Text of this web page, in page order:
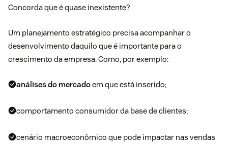
Concorda que é quase inexistente?
Um planejamento estratégico precisa acompanhar o
desenvolvimento daquilo que é importante para o
crescimento da empresa. Como, por exemplo:
análises do mercadoem que está inserido;
comportamento consumidor da base de clientes;
cenário macroeconômico que pode impactar nas vendas